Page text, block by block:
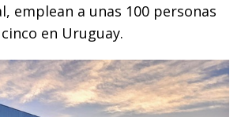
emplean a unas 100 personas
en Uruguay.